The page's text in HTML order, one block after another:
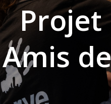
Projet
Amis